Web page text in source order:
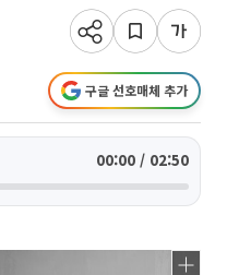
구글 선호매체 추가
00:00 / 02:50